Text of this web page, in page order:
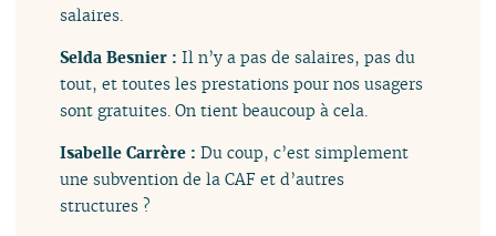
salaires.
Selda Besnier :Il n’y a pas de salaires, pas du
tout, et toutes les prestations pour nos usagers
sont gratuites. On tient beaucoup à cela.
Isabelle Carrère :Du coup, c’est simplement
une subvention de la CAF et d’autres
structures ?